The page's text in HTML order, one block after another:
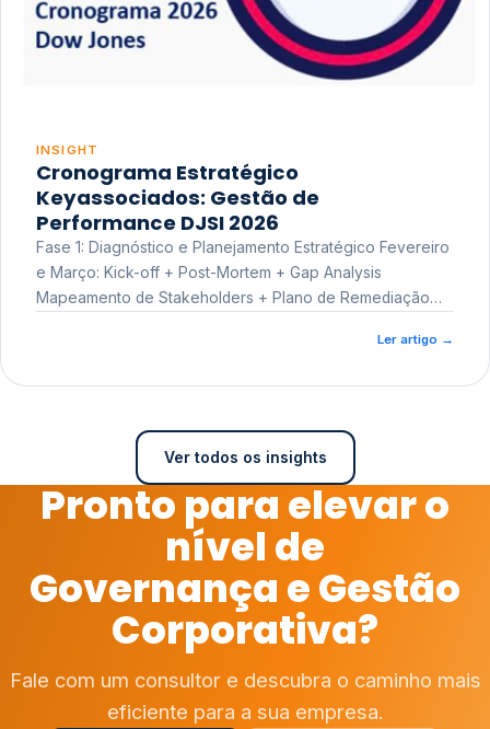
INSIGHT
Cronograma Estratégico
Keyassociados: Gestão de
Performance DJSI 2026
Fase 1: Diagnóstico e Planejamento Estratégico Fevereiro
e Março: Kick-off + Post-Mortem + Gap Analysis
Mapeamento de Stakeholders + Plano de Remediação
Ler artigo →
Ver todos os insights
Pronto para elevar o
nível de
Governança e Gestão
Corporativa?
Fale com um consultor e descubra o caminho mais
eficiente para a sua empresa.